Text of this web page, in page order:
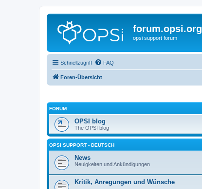
forum.opsi.org
opsi support forum
Schnellzugriff FAQ
Foren-Übersicht
FORUM
OPSI blog
The OPSI blog
OPSI SUPPORT - DEUTSCH
News
Neuigkeiten und Ankündigungen
Kritik, Anregungen und Wünsche